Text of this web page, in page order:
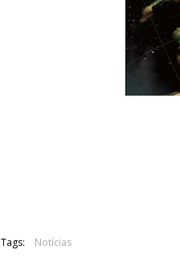
Tags: Notícias